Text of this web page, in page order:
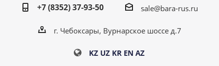
+7 (8352) 37-93-50
sale@bara-rus.ru
г. Чебоксары, Вурнарское шоссе д.7
KZ UZ KR EN AZ